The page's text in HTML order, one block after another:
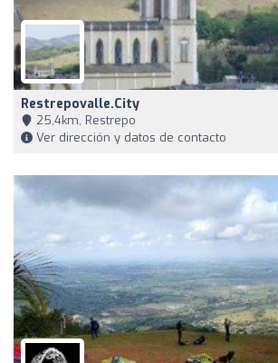
Restrepovalle.city
25,4km, Restrepo
Ver dirección y datos de contacto